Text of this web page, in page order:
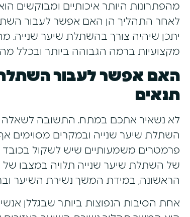
מהפתרונות היותר איכותיים
לאחר התהליך הן האם אפשר לעבור
יתכן שיהיה צורך בהשתלת שיער שנייה.
מקצועיות ברמה הגבוהה ביותר ובכלל
האם אפשר לעבור
תנאים
לא נשאיר אתכם במתח. התשובה לשאלה
השתלת שיער שנייה ובמקרים מסוימים
פרמטרים משמעותיים שיש לשקול
של השתלת שיער שנייה תלויה במצבו
הראשונה, במידת המשך נשירת השיער
אחת הסיבות הנפוצות ביותר שבגללן